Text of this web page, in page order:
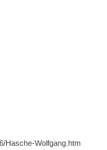
Hasche-Wolfgang.htm